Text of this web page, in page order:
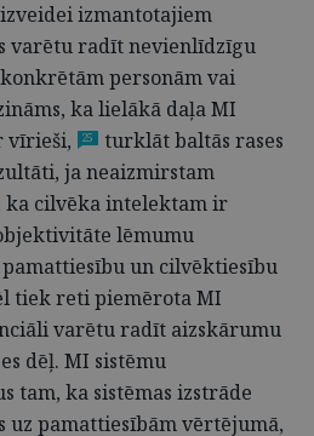
izmantotajiem
varētu radīt nevienlīdzīgu
personām vai
ka lielākā daļa MI
vīrieši,
25
turklāt baltās rases
ja neaizmirstam
cilvēka intelektam ir
lēmumu
un cilvēktiesību
tiek reti piemērota MI
varētu radīt aizskārumu
dēļ. MI sistēmu
tam, ka sistēmas izstrāde
uz pamattiesībām vērtējumā,